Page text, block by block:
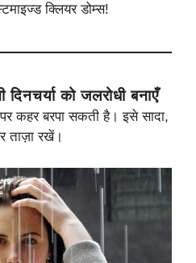
क्लियर डोम्स!
को जलरोधी बनाएँ
कहर बरपा सकती है। इसे सादा,
ताज़ा रखें।